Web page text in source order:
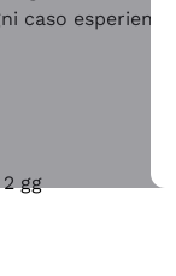
caso esperienza
gg